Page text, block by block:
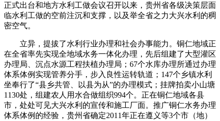
正式出台和地方水利工做会议召开以来，贵州省各级决策层面
临水利工做的空前注沉和支撑，以及举全省之力大兴水利的稠
密空气。
立异，提拔了水利行业办理和社会办事能力。铜仁地域正
在全省率先实现全地域水务一体化办理，先后组建了大型灌区
办理局、沉点水源工程扶植办理局；67个水库办理所通过办理
体系体例实现管养分手，步入良性运转轨道；147个乡镇水利
坐奉行了“县乡共管、以县为从”的办理模式；挂牌拍卖小山塘
1130处，组建农人用水合做组织994个。正在铜仁地域各县
市，处处可见大兴水利的宣传和施工厂面。推广铜仁水务办理
体系体例的经验，贵州省确定2011年正在遵义等3个市（地）